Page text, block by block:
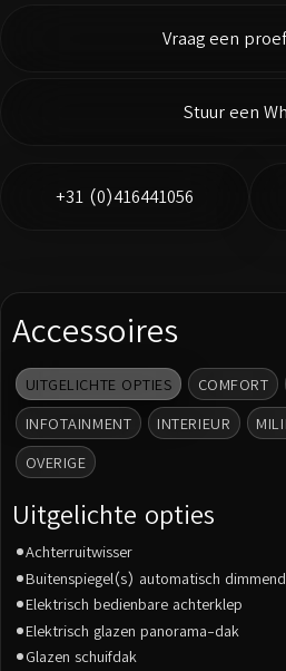
Vraag een
Stuur een
+31 (0)416441056
Accessoires
UITGELICHTE OPTIES COMFORT
INFOTAINMENT
INTERIEUR
OVERIGE
Uitgelichte opties
Achterruitwisser
Buitenspiegel(s) automatisch dimmend
Elektrisch bedienbare achterklep
Elektrisch glazen panorama-dak
Glazen schuifdak